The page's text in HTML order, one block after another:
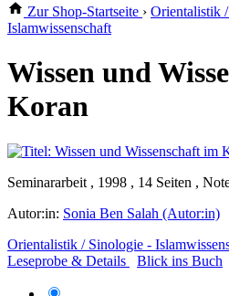
Zur Shop-Startseite › Orientalistik
Islamwissenschaft
Wissen und
Koran
Seminararbeit , 1998 , 14 Seiten ,
Autor:in: Sonia Ben Salah (Autor:in)
Orientalistik / Sinologie -
Leseprobe & Details
Blick ins Buch